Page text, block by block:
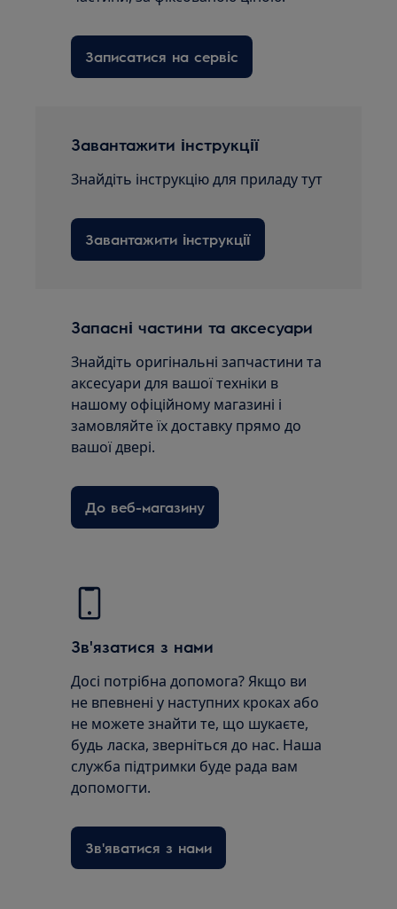
Записатися на сервіс
Завантажити інструкції
Знайдіть інструкцію для приладу тут
Завантажити інструкції
Запасні частини та аксесуари
Знайдіть оригінальні запчастини та
аксесуари для вашої техніки в
нашому офіційному магазині і
замовляйте їх доставку прямо до
вашої двері.
До веб-магазину
Зв'язатися з нами
Досі потрібна допомога? Якщо ви
не впевнені у наступних кроках або
не можете знайти те, що шукаєте,
будь ласка, зверніться до нас. Наша
служба підтримки буде рада вам
допомогти.
Зв'яватися з нами